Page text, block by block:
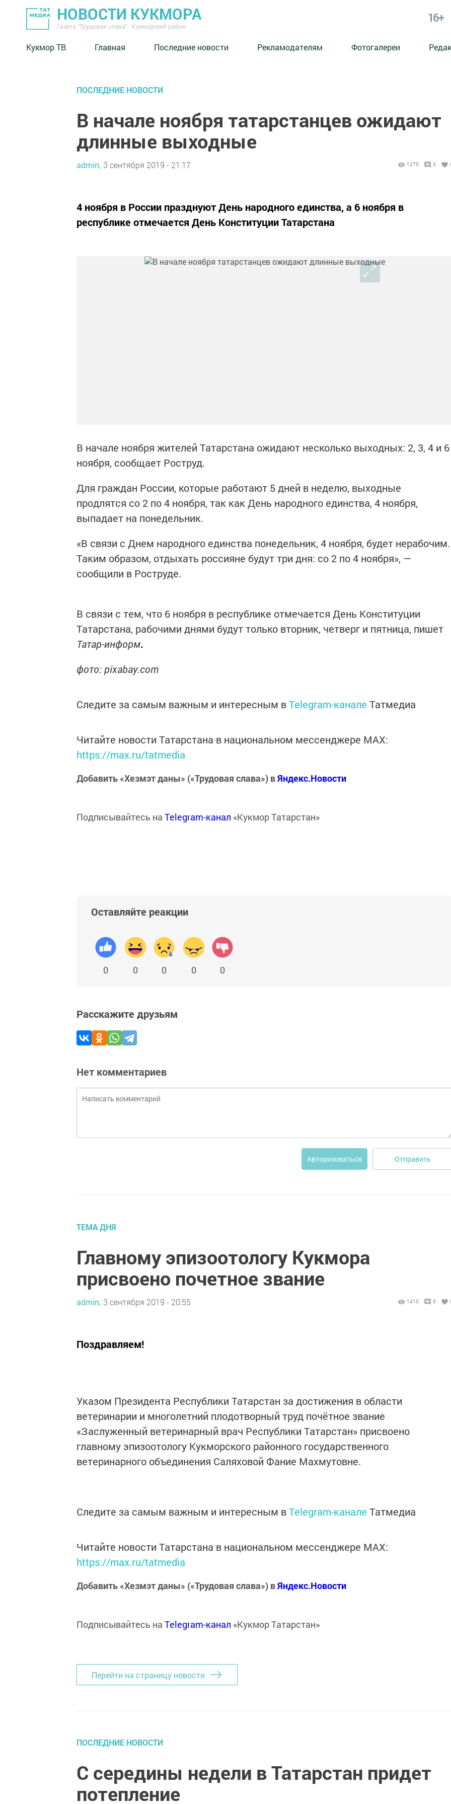
НОВОСТИ КУКМОРА
Газета "Трудовая слава" - Кукморский район
16+
Кукмор ТВ Главная Последние новости Рекламодателям Фотогалереи
ПОСЛЕДНИЕ НОВОСТИ
В начале ноября татарстанцев ожидают
длинные выходные
admin, 3 сентября 2019 - 21:17 1270 0
4 ноября в России празднуют День народного единства, а 6 ноября в
республике отмечается День Конституции Татарстана
В начале ноября жителей Татарстана ожидают несколько выходных: 2, 3, 4 и 6
ноября, сообщает Роструд.
Для граждан России, которые работают 5 дней в неделю, выходные
продлятся со 2 по 4 ноября, так как День народного единства, 4 ноября,
выпадает на понедельник.
«В связи с Днем народного единства понедельник, 4 ноября, будет нерабочим.
Таким образом, отдыхать россияне будут три дня: со 2 по 4 ноября», —
сообщили в Роструде.
В связи с тем, что 6 ноября в республике отмечается День Конституции
Татарстана, рабочими днями будут только вторник, четверг и пятница, пишет
Татар-информ.
фото: pixabay.com
Следите за самым важным и интересным вTelegram-канале Татмедиа
Читайте новости Татарстана в национальном мессенджере MАХ:
https://max.ru/tatmedia
Добавить «Хезмэт даны» («Трудовая слава») вЯндекс.Новости
Подписывайтесь на Telegram-канал «Кукмор Татарстан»
Оставляйте реакции
0 0 0 0 0
Расскажите друзьям
Нет комментариев
Авторизоваться Отправить
ТЕМА ДНЯ
Главному эпизоотологу Кукмора
присвоено почетное звание
admin, 3 сентября 2019 - 20:55 1410 0
Поздравляем!
Указом Президента Республики Татарстан за достижения в области
ветеринарии и многолетний плодотворный труд почётное звание
«Заслуженный ветеринарный врач Республики Татарстан» присвоено
главному эпизоотологу Кукморского районного государственного
ветеринарного объединения Саляховой Фание Махмутовне.
Следите за самым важным и интересным вTelegram-канале Татмедиа
Читайте новости Татарстана в национальном мессенджере MАХ:
https://max.ru/tatmedia
Добавить «Хезмэт даны» («Трудовая слава») вЯндекс.Новости
Подписывайтесь на Telegram-канал «Кукмор Татарстан»
Перейти на страницу новости
ПОСЛЕДНИЕ НОВОСТИ
С середины недели в Татарстан придет
потепление